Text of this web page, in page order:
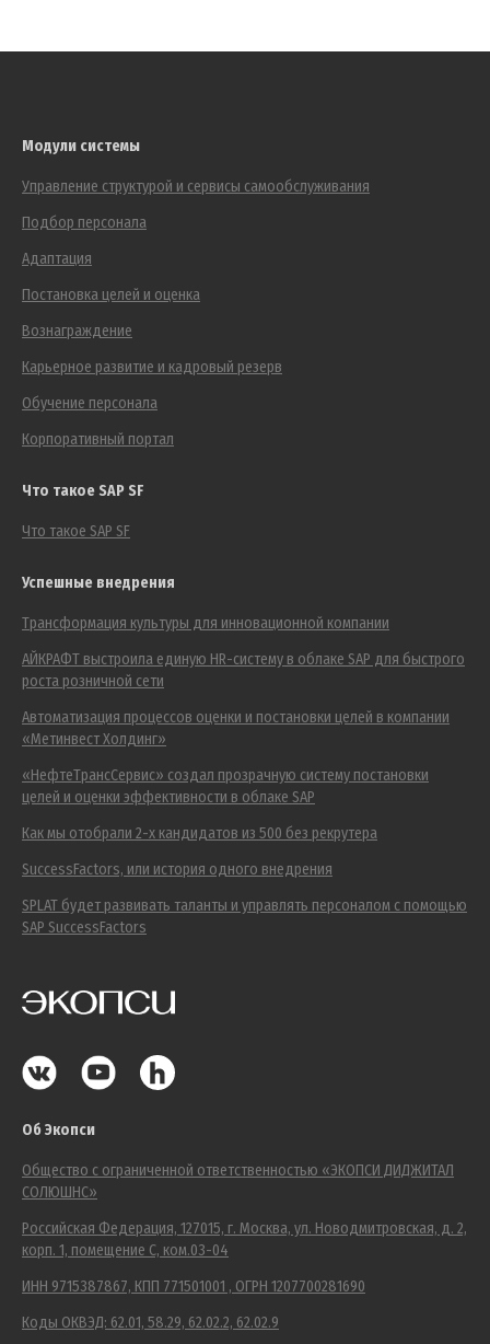
Модули системы
Управление структурой и сервисы самообслуживания
Подбор персонала
Адаптация
Постановка целей и оценка
Вознаграждение
Карьерное развитие и кадровый резерв
Обучение персонала
Корпоративный портал
Что такое SAP SF
Что такое SAP SF
Успешные внедрения
Трансформация культуры для инновационной компании
АЙКРАФТ выстроила единую HR-систему в облаке SAP для быстрого
роста розничной сети
Автоматизация процессов оценки и постановки целей в компании
«Метинвест Холдинг»
«НефтеТрансСервис» создал прозрачную систему постановки
целей и оценки эффективности в облаке SAP
Как мы отобрали 2-х кандидатов из 500 без рекрутера
SuccessFactors, или история одного внедрения
SPLAT будет развивать таланты и управлять персоналом с помощью
SAP SuccessFactors
Об Экопси
Общество с ограниченной ответственностью «ЭКОПСИ ДИДЖИТАЛ
СОЛЮШНС»
Российская Федерация, 127015, г. Москва, ул. Новодмитровская, д. 2,
корп. 1, помещение С, ком.03-04
ИНН 9715387867, КПП 771501001 , ОГРН 1207700281690
Коды ОКВЭД: 62.01, 58.29, 62.02.2, 62.02.9